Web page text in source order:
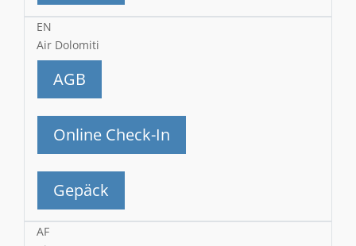
EN
Air Dolomiti
AGB
Online Check-In
Gepäck
AF